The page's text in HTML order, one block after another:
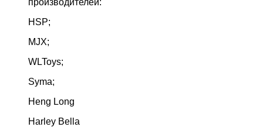
HSP;
MJX;
WLToys;
Syma;
Heng Long
Harley Bella